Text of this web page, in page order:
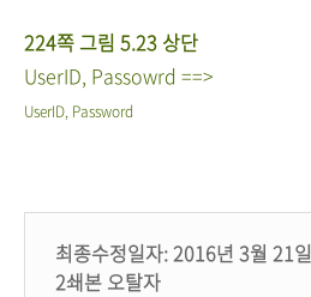
224쪽 그림 5.23 상단
UserID, Passowrd ==>
UserID, Password
최종수정일자: 2016년 3월 21일
2쇄본 오탈자